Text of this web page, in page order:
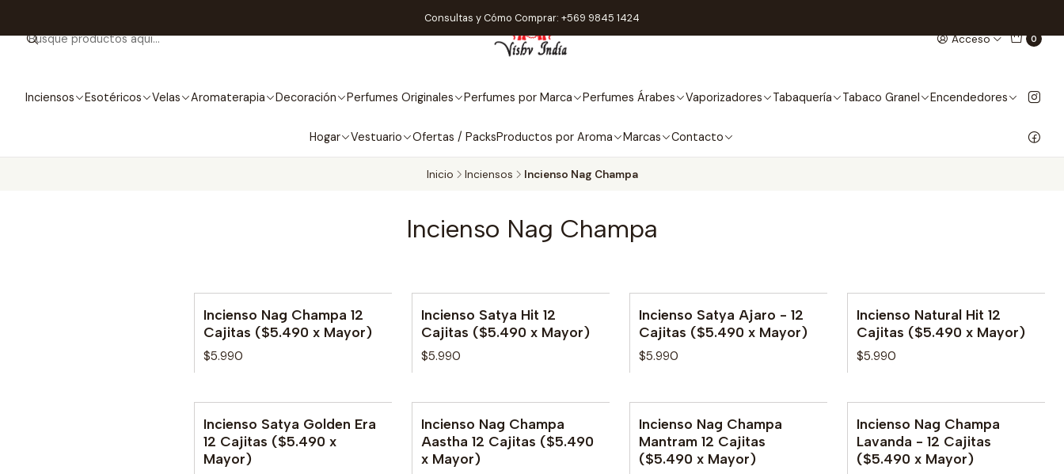
Acceso 0
Inciensos Esotéricos Velas Aromaterapia Decoración Perfumes Originales Perfumes por Marca Perfumes Árabes Vaporizadores Tabaquería Tabaco Granel Encendedores
Hogar Vestuario Ofertas / PacksProductos por Aroma Marcas Contacto
Consultas y Cómo Comprar: +569 9845 1424
Inicio Inciensos Incienso Nag Champa
Incienso Nag Champa
Incienso Nag Champa 12
Cajitas ($5.490 x Mayor)
$5.990
Incienso Satya Hit 12
Cajitas ($5.490 x Mayor)
$5.990
No disponible
Incienso Satya Ajaro - 12
Cajitas ($5.490 x Mayor)
$5.990
Incienso Natural Hit 12
Cajitas ($5.490 x Mayor)
$5.990
Incienso Satya Golden Era
12 Cajitas ($5.490 x
Mayor)
No disponible
Incienso Nag Champa
Aastha 12 Cajitas ($5.490
x Mayor)
Incienso Nag Champa
Mantram 12 Cajitas
($5.490 x Mayor)
Incienso Nag Champa
Lavanda - 12 Cajitas
($5.490 x Mayor)